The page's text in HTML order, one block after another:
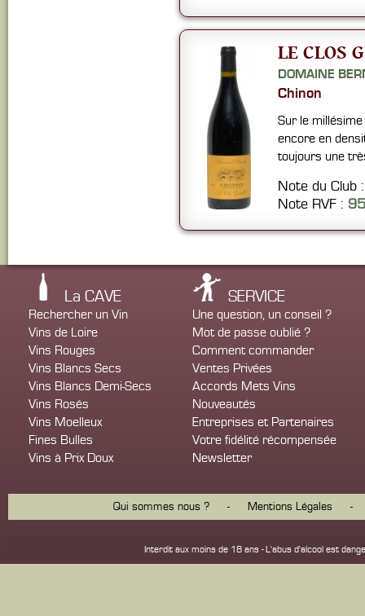
LE CLOS
DOMAINE
Chinon
Sur le
encore en
toujours une
Note du Club
Note RVF :
La CAVE
Rechercher un Vin
Vins de Loire
Vins Rouges
Vins Blancs Secs
Vins Blancs Demi-Secs
Vins Rosés
Vins Moelleux
Fines Bulles
Vins à Prix Doux
SERVICE
Une question, un conseil ?
Mot de passe oublié ?
Comment commander
Ventes Privées
Accords Mets Vins
Nouveautés
Entreprises et Partenaires
Votre fidélité récompensée
Newsletter
Qui sommes nous ? - Mentions Légales -
Interdit aux moins de 18 ans - L'abus d'alcool est